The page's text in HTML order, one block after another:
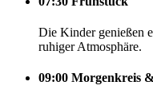
Die Kinder genießen
ruhiger Atmosphäre.
09:00 Morgenkreis